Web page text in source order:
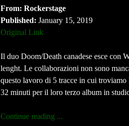
From: Rockerstage
Published: January 15, 2019
Original Link
Il duo Doom/Death canadese esce con
lenght. Le collaborazioni non sono
questo lavoro di 5 tracce in cui troviamo
32 minuti per il loro terzo album in
Continue reading ...